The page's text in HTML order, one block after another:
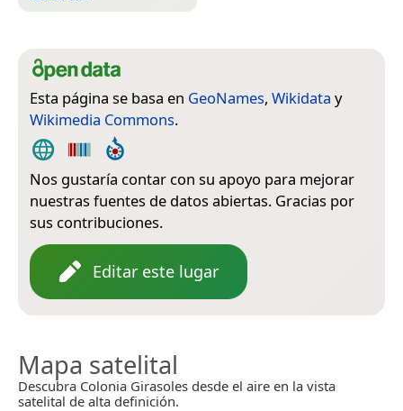
Esta página se basa en GeoNames, Wikidata y
Wikimedia Commons.
Nos gustaría contar con su apoyo para mejorar
nuestras fuentes de datos abiertas. Gracias por
sus contribuciones.
Editar este lugar
Mapa satelital
Descubra Colonia Girasoles desde el aire en la vista
satelital de alta definición.